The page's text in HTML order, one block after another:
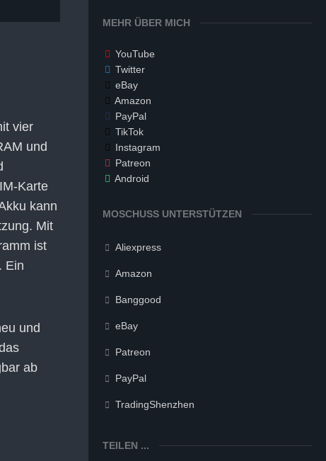
vier
und
Karte
kann
Mit
ist
Ein
und
ab
MEHR ÜBER MICH
YouTube
Twitter
eBay
Amazon
PayPal
TikTok
Instagram
Patreon
Android
MOSCHUSS UNTERSTÜTZEN
Aliexpress
Amazon
Banggood
eBay
Patreon
PayPal
TradingShenzhen
TEILEN ...